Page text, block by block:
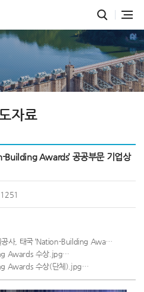
자료
Building Awards’ 공공부문 기업상
1251
Awards’ 공공부문 기업상 수상(보도자료).hwpx
Awards 수상.jpg [ 281,511 byte ]
Awards 수상(단체).jpg [ 266,333 byte ]